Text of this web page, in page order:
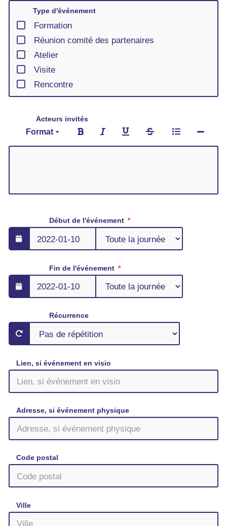
Type d'événement
Formation
Réunion comité des partenaires
Atelier
Visite
Rencontre
Acteurs invités
Format
Début de l'événement
Fin de l'événement
Récurrence
Lien, si événement en visio
Adresse, si événement physique
Code postal
Ville